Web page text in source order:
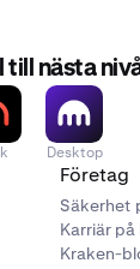
till nästa
Desktop
Företag
Säkerhet
Karriär på
Kraken-